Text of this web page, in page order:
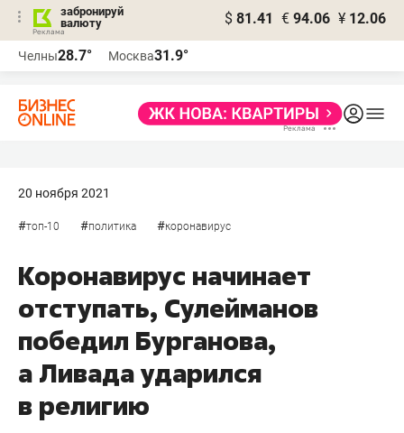
забронируй
валюту
$ 81.41 € 94.06 ¥ 12.06
Челны28.7° Москва31.9°
20 ноября 2021
#топ-10 #политика #коронавирус
Коронавирус начинает
отступать, Сулейманов
победил Бурганова,
а Ливада ударился
в религию